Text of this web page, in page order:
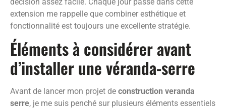
extension me rappelle que combiner esthétique et
fonctionnalité est toujours une excellente stratégie.
Éléments à considérer avant
d’installer une véranda-serre
Avant de lancer mon projet de construction veranda
serre, je me suis penché sur plusieurs éléments essentiels